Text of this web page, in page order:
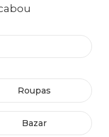
Roupas
Bazar